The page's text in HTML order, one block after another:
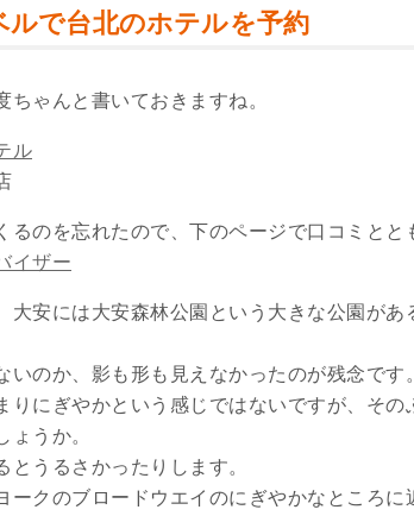
ルで台北のホテルを予約
ちゃんと書いておきますね。
ル
るのを忘れたので、下のページで口コミとと
イザー
大安には大安森林公園という大きな公園があ
いのか、影も形も見えなかったのが残念です。
りにぎやかという感じではないですが、そ
ょうか。
とうるさかったりします。
ークのブロードウエイのにぎやかなところ